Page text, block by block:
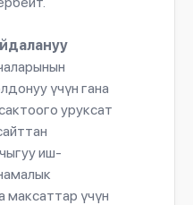
үчүн гана
уруксат
иш-
үчүн